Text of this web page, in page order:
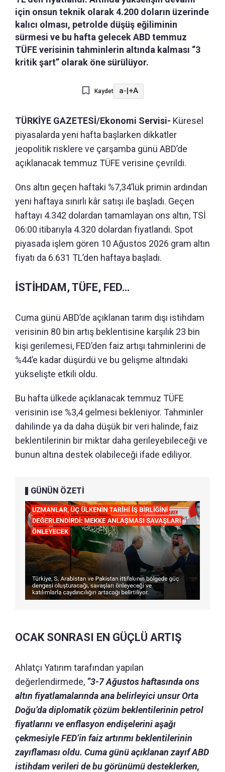
için onsun teknik olarak 4.200 doların üzerinde
kalıcı olması, petrolde düşüş eğiliminin
sürmesi ve bu hafta gelecek ABD temmuz
TÜFE verisinin tahminlerin altında kalması “3
kritik şart” olarak öne sürülüyor.
Kaydet a- +A
TÜRKİYE GAZETESİ/Ekonomi Servisi- Küresel
piyasalarda yeni hafta başlarken dikkatler
jeopolitik risklere ve çarşamba günü ABD’de
açıklanacak temmuz TÜFE verisine çevrildi.
Ons altın geçen haftaki %7,34’lük primin ardından
yeni haftaya sınırlı kâr satışı ile başladı. Geçen
haftayı 4.342 dolardan tamamlayan ons altın, TSİ
06:00 itibarıyla 4.320 dolardan fiyatlandı. Spot
piyasada işlem gören 10 Ağustos 2026 gram altın
fiyatı da 6.631 TL’den haftaya başladı.
İSTİHDAM, TÜFE, FED…
Cuma günü ABD’de açıklanan tarım dışı istihdam
verisinin 80 bin artış beklentisine karşılık 23 bin
kişi gerilemesi, FED’den faiz artışı tahminlerini de
%44’e kadar düşürdü ve bu gelişme altındaki
yükselişte etkili oldu.
Bu hafta ülkede açıklanacak temmuz TÜFE
verisinin ise %3,4 gelmesi bekleniyor. Tahminler
dahilinde ya da daha düşük bir veri halinde, faiz
beklentilerinin bir miktar daha gerileyebileceği ve
bunun altına destek olabileceği ifade ediliyor.
GÜNÜN ÖZETİ
OCAK SONRASI EN GÜÇLÜ ARTIŞ
Ahlatçı Yatırım tarafından yapılan
değerlendirmede, “3-7 Ağustos haftasında ons
altın fiyatlamalarında ana belirleyici unsur Orta
Doğu’da diplomatik çözüm beklentilerinin petrol
fiyatlarını ve enflasyon endişelerini aşağı
çekmesiyle FED’in faiz artırımı beklentilerinin
zayıflaması oldu. Cuma günü açıklanan zayıf ABD
istihdam verileri de bu görünümü desteklerken,